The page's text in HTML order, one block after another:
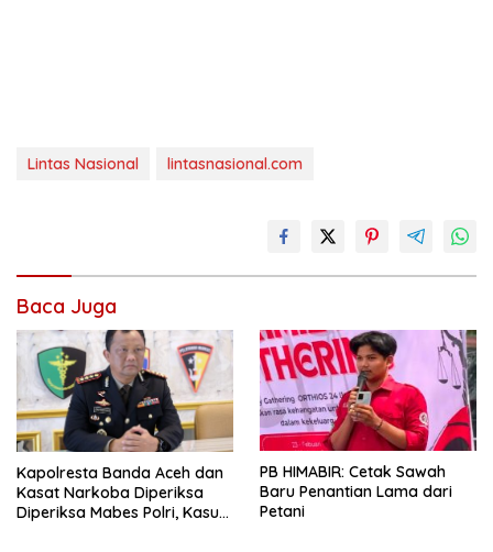
Lintas Nasional lintasnasional.com
Baca Juga
Kapolresta Banda Aceh dan
Kasat Narkoba Diperiksa
Diperiksa Mabes Polri, Kasus
PB HIMABIR: Cetak Sawah
Baru Penantian Lama dari
Petani